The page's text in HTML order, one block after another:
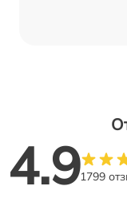
4.91799